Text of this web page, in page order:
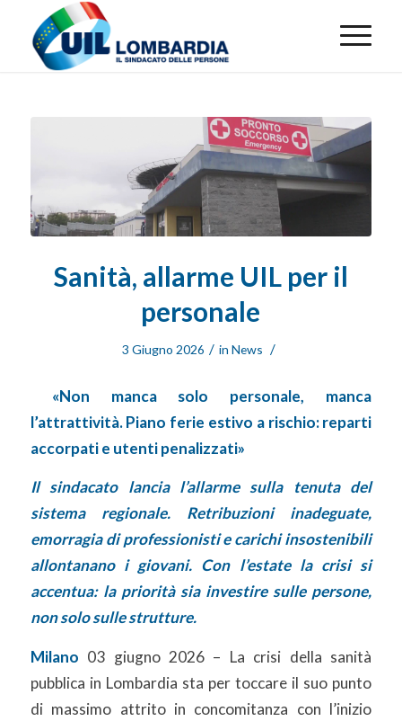
Sanità, allarme UIL per il
personale
3 Giugno 2026 / in News /
«Non manca solo personale, manca
l’attrattività. Piano ferie estivo a rischio: reparti
accorpati e utenti penalizzati»
Il sindacato lancia l’allarme sulla tenuta del
sistema regionale. Retribuzioni inadeguate,
emorragia di professionisti e carichi insostenibili
allontanano i giovani. Con l’estate la crisi si
accentua: la priorità sia investire sulle persone,
non solo sulle strutture.
Milano 03 giugno 2026 – La crisi della sanità
pubblica in Lombardia sta per toccare il suo punto
di massimo attrito in concomitanza con l’inizio